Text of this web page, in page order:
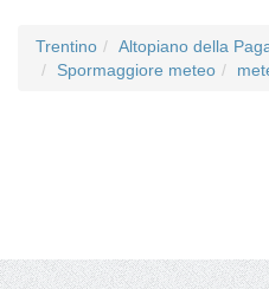
Trentino Altopiano della
Spormaggiore meteo